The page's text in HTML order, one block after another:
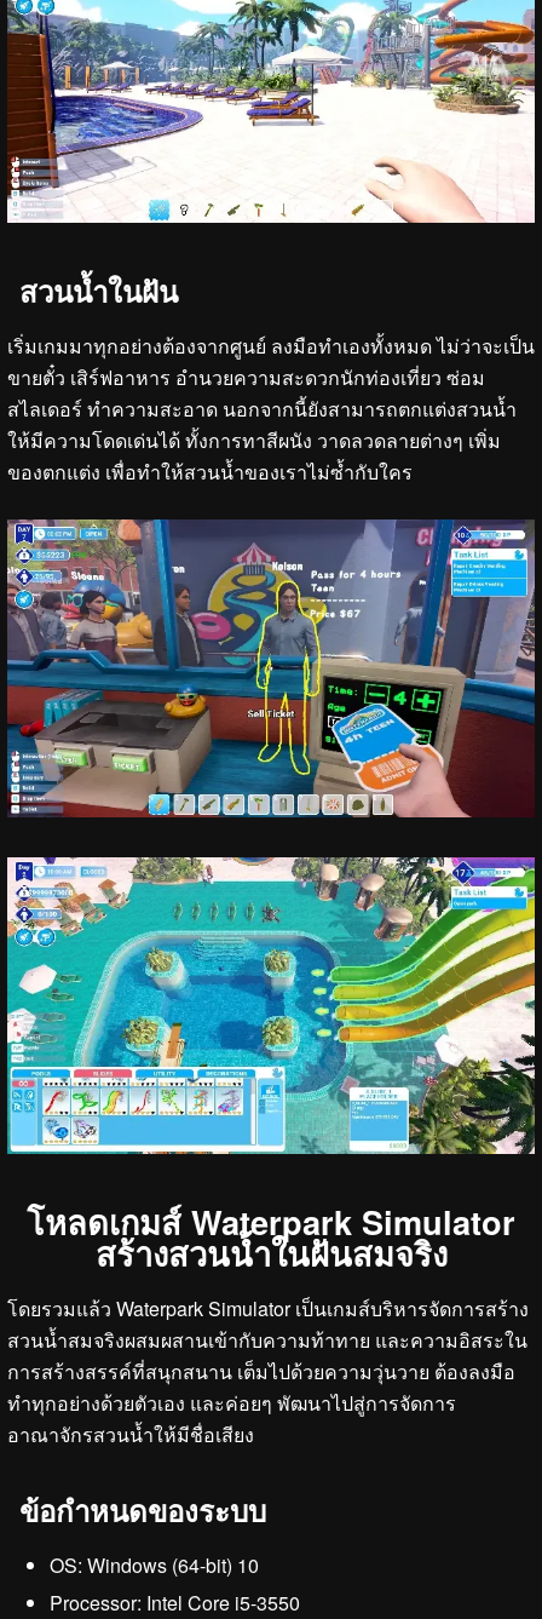
สวนน้ำในฝัน
เริ่มเกมมาทุกอย่างต้องจากศูนย์ ลงมือทำเองทั้งหมด ไม่ว่าจะเป็น
ขายตั๋ว เสิร์ฟอาหาร อำนวยความสะดวกนักท่องเที่ยว ซ่อม
สไลเดอร์ ทำความสะอาด นอกจากนี้ยังสามารถตกแต่งสวนน้ำ
ให้มีความโดดเด่นได้ ทั้งการทาสีผนัง วาดลวดลายต่างๆ เพิ่ม
ของตกแต่ง เพื่อทำให้สวนน้ำของเราไม่ซ้ำกับใคร
โหลดเกมส์ Waterpark Simulator
สร้างสวนน้ำในฝันสมจริง
โดยรวมแล้ว Waterpark Simulator เป็นเกมส์บริหารจัดการสร้าง
สวนน้ำสมจริงผสมผสานเข้ากับความท้าทาย และความอิสระใน
การสร้างสรรค์ที่สนุกสนาน เต็มไปด้วยความวุ่นวาย ต้องลงมือ
ทำทุกอย่างด้วยตัวเอง และค่อยๆ พัฒนาไปสู่การจัดการ
อาณาจักรสวนน้ำให้มีชื่อเสียง
ข้อกำหนดของระบบ
OS: Windows (64-bit) 10
Processor: Intel Core i5-3550